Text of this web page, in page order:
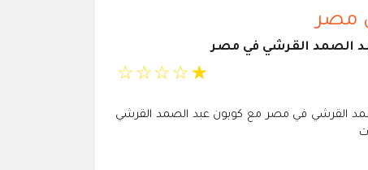
مصر
الصمد القرشي في مصر
☆ ☆ ☆ ☆ ☆
القرشي في مصر مع كوبون عبد الصمد القرشي